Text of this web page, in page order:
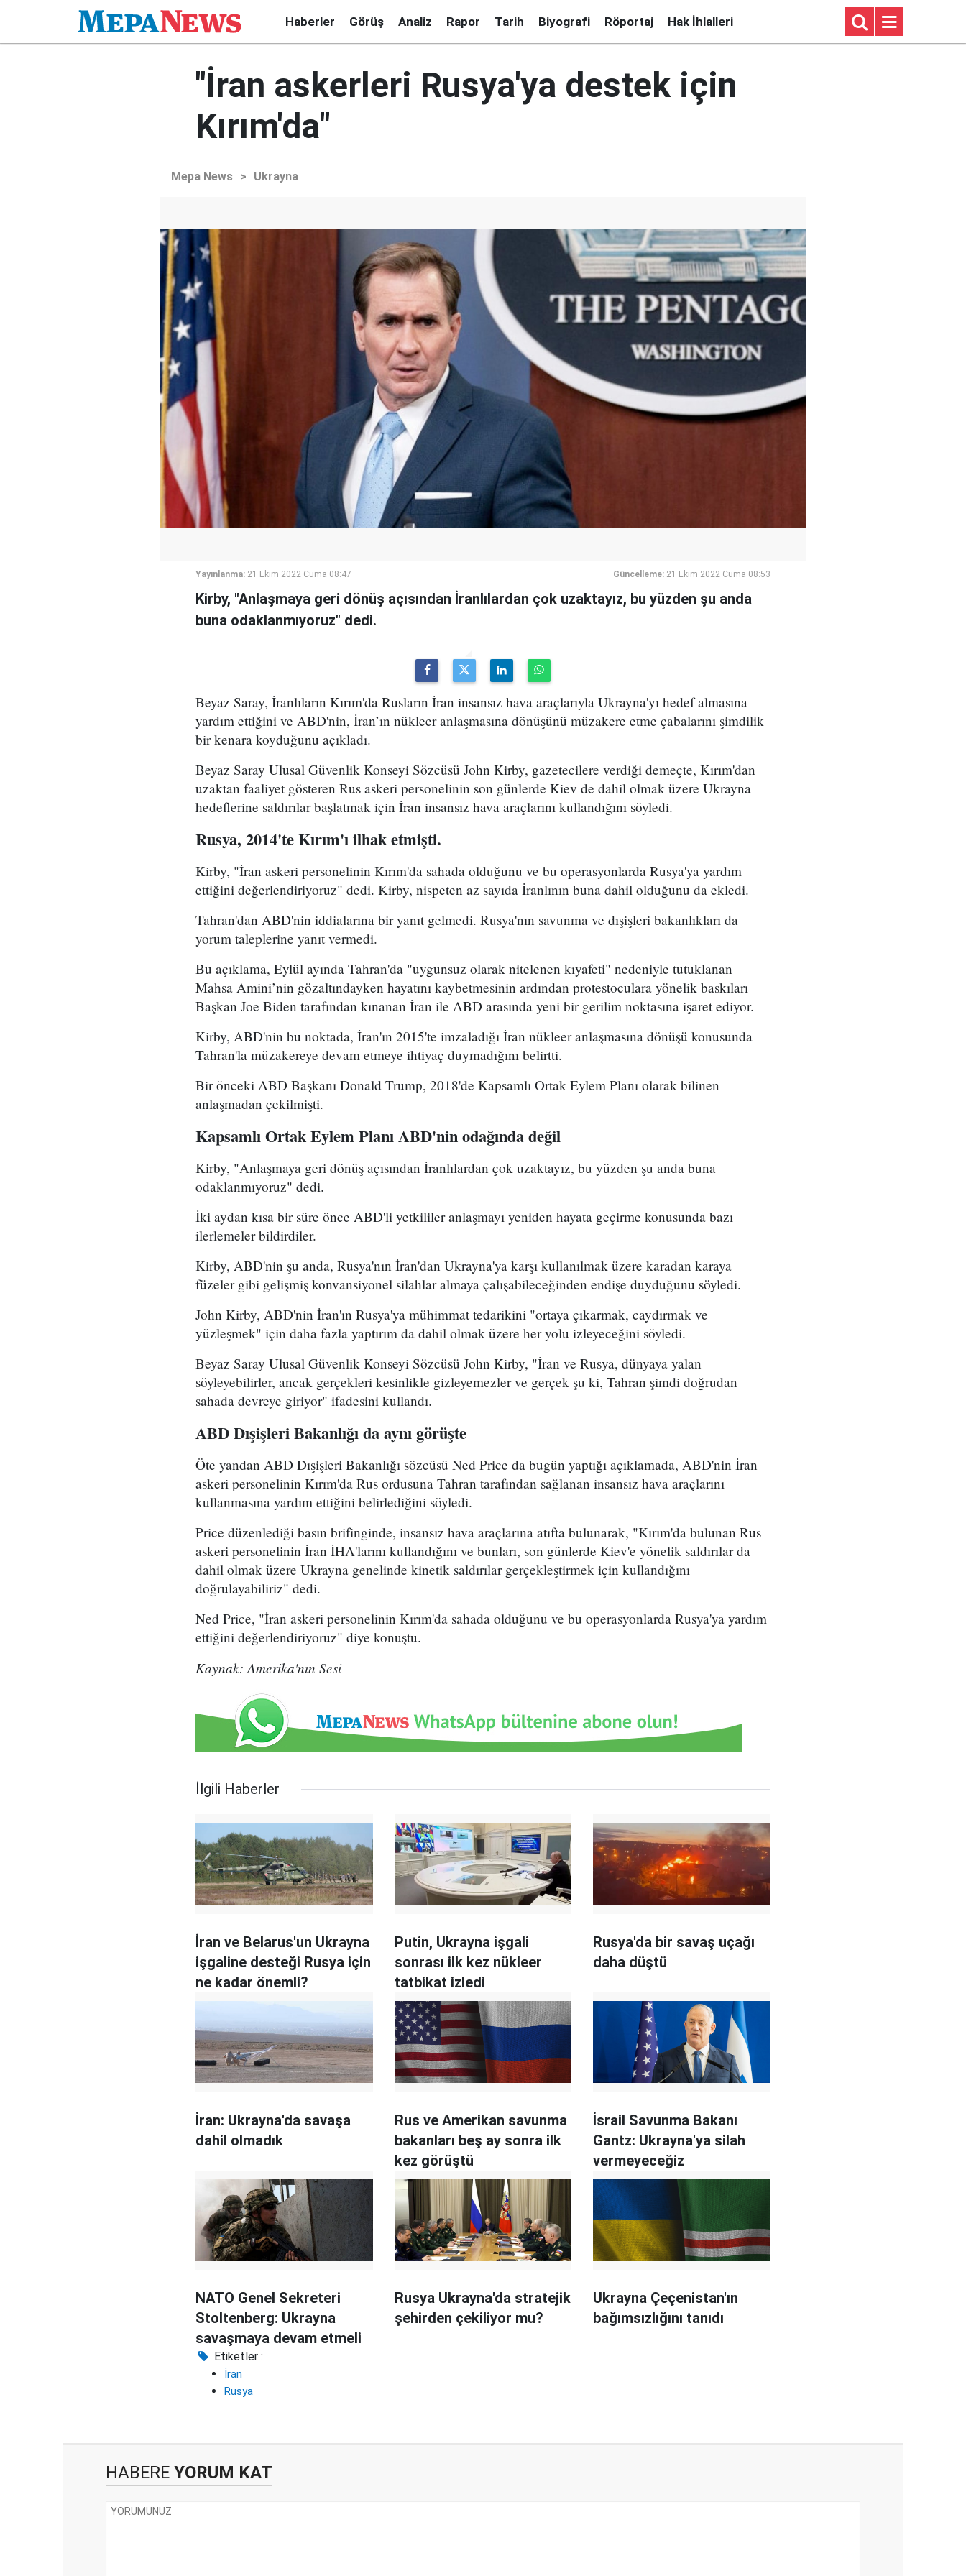
Haberler Görüş Analiz Rapor Tarih Biyografi Röportaj Hak İhlalleri
"İran askerleri Rusya'ya destek için
Kırım'da"
Mepa News > Ukrayna
Yayınlanma: 21 Ekim 2022 Cuma 08:47 Güncelleme: 21 Ekim 2022 Cuma 08:53
Kirby, "Anlaşmaya geri dönüş açısından İranlılardan çok uzaktayız, bu yüzden şu anda
buna odaklanmıyoruz" dedi.
Beyaz Saray, İranlıların Kırım'da Rusların İran insansız hava araçlarıyla Ukrayna'yı hedef almasına
yardım ettiğini ve ABD'nin, İran’ın nükleer anlaşmasına dönüşünü müzakere etme çabalarını şimdilik
bir kenara koyduğunu açıkladı.
Beyaz Saray Ulusal Güvenlik Konseyi Sözcüsü John Kirby, gazetecilere verdiği demeçte, Kırım'dan
uzaktan faaliyet gösteren Rus askeri personelinin son günlerde Kiev de dahil olmak üzere Ukrayna
hedeflerine saldırılar başlatmak için İran insansız hava araçlarını kullandığını söyledi.
Rusya, 2014'te Kırım'ı ilhak etmişti.
Kirby, "İran askeri personelinin Kırım'da sahada olduğunu ve bu operasyonlarda Rusya'ya yardım
ettiğini değerlendiriyoruz" dedi. Kirby, nispeten az sayıda İranlının buna dahil olduğunu da ekledi.
Tahran'dan ABD'nin iddialarına bir yanıt gelmedi. Rusya'nın savunma ve dışişleri bakanlıkları da
yorum taleplerine yanıt vermedi.
Bu açıklama, Eylül ayında Tahran'da "uygunsuz olarak nitelenen kıyafeti" nedeniyle tutuklanan
Mahsa Amini’nin gözaltındayken hayatını kaybetmesinin ardından protestoculara yönelik baskıları
Başkan Joe Biden tarafından kınanan İran ile ABD arasında yeni bir gerilim noktasına işaret ediyor.
Kirby, ABD'nin bu noktada, İran'ın 2015'te imzaladığı İran nükleer anlaşmasına dönüşü konusunda
Tahran'la müzakereye devam etmeye ihtiyaç duymadığını belirtti.
Bir önceki ABD Başkanı Donald Trump, 2018'de Kapsamlı Ortak Eylem Planı olarak bilinen
anlaşmadan çekilmişti.
Kapsamlı Ortak Eylem Planı ABD'nin odağında değil
Kirby, "Anlaşmaya geri dönüş açısından İranlılardan çok uzaktayız, bu yüzden şu anda buna
odaklanmıyoruz" dedi.
İki aydan kısa bir süre önce ABD'li yetkililer anlaşmayı yeniden hayata geçirme konusunda bazı
ilerlemeler bildirdiler.
Kirby, ABD'nin şu anda, Rusya'nın İran'dan Ukrayna'ya karşı kullanılmak üzere karadan karaya
füzeler gibi gelişmiş konvansiyonel silahlar almaya çalışabileceğinden endişe duyduğunu söyledi.
John Kirby, ABD'nin İran'ın Rusya'ya mühimmat tedarikini "ortaya çıkarmak, caydırmak ve
yüzleşmek" için daha fazla yaptırım da dahil olmak üzere her yolu izleyeceğini söyledi.
Beyaz Saray Ulusal Güvenlik Konseyi Sözcüsü John Kirby, "İran ve Rusya, dünyaya yalan
söyleyebilirler, ancak gerçekleri kesinlikle gizleyemezler ve gerçek şu ki, Tahran şimdi doğrudan
sahada devreye giriyor" ifadesini kullandı.
ABD Dışişleri Bakanlığı da aynı görüşte
Öte yandan ABD Dışişleri Bakanlığı sözcüsü Ned Price da bugün yaptığı açıklamada, ABD'nin İran
askeri personelinin Kırım'da Rus ordusuna Tahran tarafından sağlanan insansız hava araçlarını
kullanmasına yardım ettiğini belirlediğini söyledi.
Price düzenlediği basın brifinginde, insansız hava araçlarına atıfta bulunarak, "Kırım'da bulunan Rus
askeri personelinin İran İHA'larını kullandığını ve bunları, son günlerde Kiev'e yönelik saldırılar da
dahil olmak üzere Ukrayna genelinde kinetik saldırılar gerçekleştirmek için kullandığını
doğrulayabiliriz" dedi.
Ned Price, "İran askeri personelinin Kırım'da sahada olduğunu ve bu operasyonlarda Rusya'ya yardım
ettiğini değerlendiriyoruz" diye konuştu.
Kaynak: Amerika'nın Sesi
İlgili Haberler
İran ve Belarus'un Ukrayna
işgaline desteği Rusya için
ne kadar önemli?
Putin, Ukrayna işgali
sonrası ilk kez nükleer
tatbikat izledi
Rusya'da bir savaş uçağı
daha düştü
İran: Ukrayna'da savaşa
dahil olmadık
R us ve Amerikan savunma
bakanları beş ay sonra ilk
kez görüştü
İsrail Savunma Bakanı
Gantz: Ukrayna'ya silah
vermeyeceğiz
NATO Genel Sekreteri
Stoltenberg: Ukrayna
savaşmaya devam etmeli
Rusya Ukrayna'da stratejik
şehirden çekiliyor mu?
Ukrayna Çeçenistan'ın
bağımsızlığını tanıdı
Etiketler :
İran
Rusya
HABERE YORUM KAT